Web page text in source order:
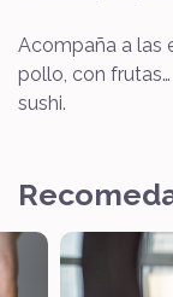
Acompaña a las
pollo, con
sushi.